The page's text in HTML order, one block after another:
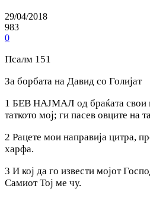
29/04/2018
983
0
Псалм 151
За борбата на Давид co Голијат
1 БЕВ НАЈМАЛ од браќата свои
таткото мој; ги пасев овците на
2 Рацете мои направија цитра,
харфа.
3 И кој да го извести мојот
Самиот Тој ме чу.